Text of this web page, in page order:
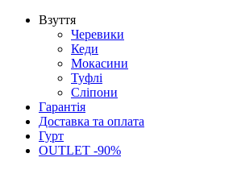
Взуття
Черевики
Кеди
Мокасини
Туфлі
Сліпони
Гарантія
Доставка та оплата
Гурт
OUTLET -90%